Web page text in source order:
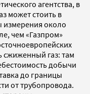
агентства, в
может стоить в
измерения около
чем «Газпром»
сжиженный газ: там
добычи
до границы
от трубопровода.